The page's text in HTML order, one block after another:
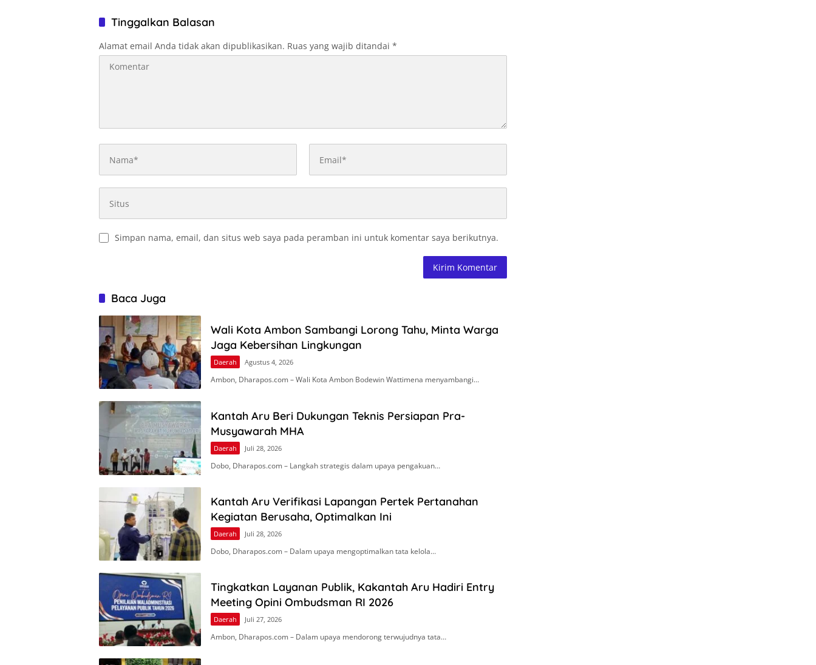
Tinggalkan Balasan
Alamat email Anda tidak akan dipublikasikan. Ruas yang wajib ditandai *
Simpan nama, email, dan situs web saya pada peramban ini untuk komentar saya berikutnya.
Baca Juga
Wali Kota Ambon Sambangi Lorong Tahu, Minta Warga
Jaga Kebersihan Lingkungan
Daerah Agustus 4, 2026
Ambon, Dharapos.com – Wali Kota Ambon Bodewin Wattimena menyambangi…
Kantah Aru Beri Dukungan Teknis Persiapan Pra-
Musyawarah MHA
Daerah Juli 28, 2026
Dobo, Dharapos.com – Langkah strategis dalam upaya pengakuan…
Kantah Aru Verifikasi Lapangan Pertek Pertanahan
Kegiatan Berusaha, Optimalkan Ini
Daerah Juli 28, 2026
Dobo, Dharapos.com – Dalam upaya mengoptimalkan tata kelola…
Tingkatkan Layanan Publik, Kakantah Aru Hadiri Entry
Meeting Opini Ombudsman RI 2026
Daerah Juli 27, 2026
Ambon, Dharapos.com – Dalam upaya mendorong terwujudnya tata…